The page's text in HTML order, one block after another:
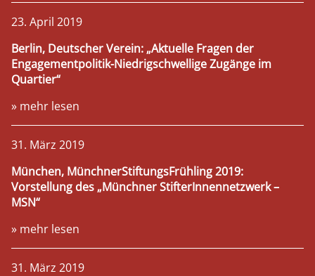
23. April 2019
Berlin, Deutscher Verein: „Aktuelle Fragen der
Engagementpolitik-Niedrigschwellige Zugänge im
Quartier“
» mehr lesen
31. März 2019
München, MünchnerStiftungsFrühling 2019:
Vorstellung des „Münchner StifterInnennetzwerk –
MSN“
» mehr lesen
31. März 2019